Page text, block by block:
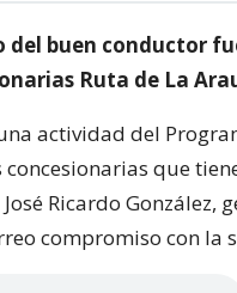
del buen conductor
Ruta de La
actividad del
que
Ricardo González,
compromiso con la